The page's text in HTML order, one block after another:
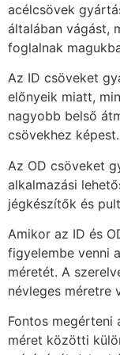
acélcsövek
általában vágást,
foglalnak
Az ID csöveket
előnyeik miatt,
nagyobb belső
csövekhez képest.
Az OD csöveket
alkalmazási
jégkészítők és
Amikor az ID és
figyelembe venni
méretét. A
névleges méretre
Fontos megérteni
méret közötti